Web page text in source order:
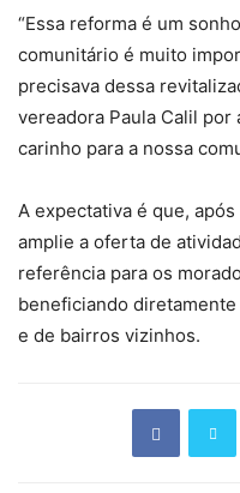
“Essa reforma é um
comunitário é muito
precisava dessa
vereadora Paula Calil
carinho para a nossa
A expectativa é que,
amplie a oferta de
referência para os
beneficiando
e de bairros vizinhos.